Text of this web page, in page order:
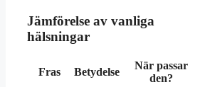
Jämförelse av vanliga
hälsningar
Fras Betydelse
När passar
den?